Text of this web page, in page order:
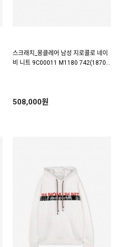
스크래치_몽클레어 남성 지로콜로 네이
비 니트 9C00011 M1180 742(18704
508,000원